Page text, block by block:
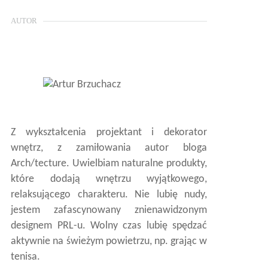
AUTOR
Z wykształcenia projektant i dekorator
wnętrz, z zamiłowania autor bloga
Arch/tecture. Uwielbiam naturalne produkty,
które dodają wnętrzu wyjątkowego,
relaksującego charakteru. Nie lubię nudy,
jestem zafascynowany znienawidzonym
designem PRL-u. Wolny czas lubię spędzać
aktywnie na świeżym powietrzu, np. grając w
tenisa.